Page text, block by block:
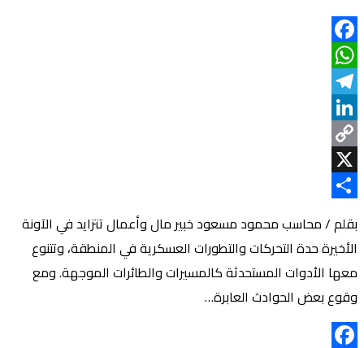
Facebook
WhatsApp
Telegram
LinkedIn
Copy
LinkX
بقلم / محاسب محمود مسعود خبير مال وأعمال تتزايد في الآونة
الأخيرة حدة التحركات والتطورات العسكرية في المنطقة، وتتنوع
معها الأدوات المستحدثة كالمسيرات والطائرات الموجهة. ومع
وقوع بعض الحوادث العابرة…